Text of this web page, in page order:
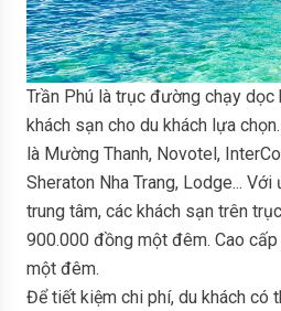
Trần Phú là trục đường chạy dọc
khách sạn cho du khách lựa
là Mường Thanh, Novotel,
Sheraton Nha Trang, Lodge...
trung tâm, các khách sạn trên
900.000 đồng một đêm. Cao
một đêm.
Để tiết kiệm chi phí, du khách có